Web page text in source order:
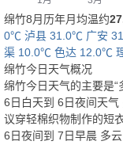
绵竹8月历年月均温约
0℃ 泸县 31.0℃ 广安
渠 10.0℃ 色达 12.0℃
绵竹今日天气概况
绵竹今日天气的主要是“
6日白天到 6日夜间天气
议穿轻棉织物制作的短
6日夜间到 7日早晨 多云